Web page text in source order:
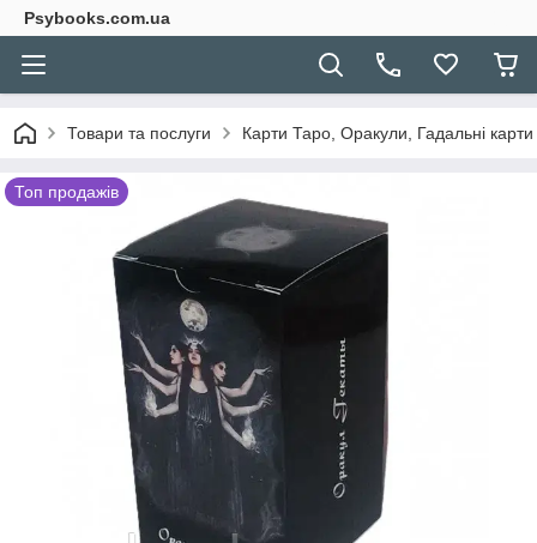
Psybooks.com.ua
Товари та послуги Карти Таро, Оракули, Гадальні карти
Топ продажів